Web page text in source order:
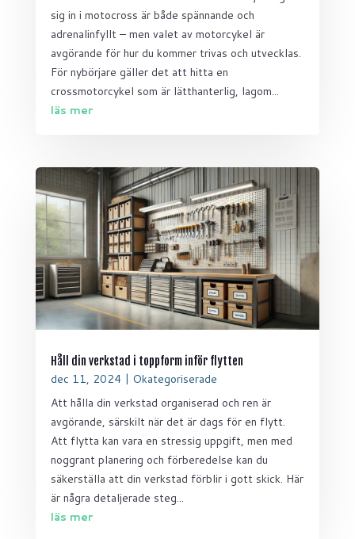
sig in i motocross är både spännande och
adrenalinfyllt – men valet av motorcykel är
avgörande för hur du kommer trivas och utvecklas.
För nybörjare gäller det att hitta en
crossmotorcykel som är lätthanterlig, lagom...
läs mer
Håll din verkstad i toppform inför flytten
dec 11, 2024 | Okategoriserade
Att hålla din verkstad organiserad och ren är
avgörande, särskilt när det är dags för en flytt.
Att flytta kan vara en stressig uppgift, men med
noggrant planering och förberedelse kan du
säkerställa att din verkstad förblir i gott skick. Här
är några detaljerade steg...
läs mer